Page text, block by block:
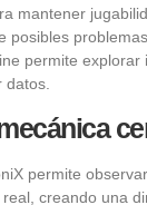
mantener
posibles
permite explorar
datos.
permite
creando una